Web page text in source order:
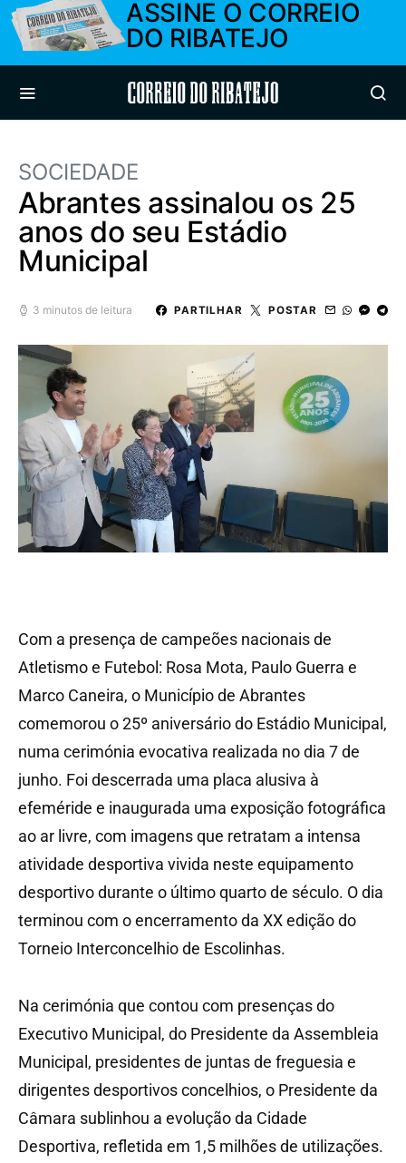
ASSINE O CORREIO
DO RIBATEJO
Correio do Ribatejo
SOCIEDADE
Abrantes assinalou os 25
anos do seu Estádio
Municipal
3 minutos de leitura PARTILHAR POSTAR
Com a presença de campeões nacionais de
Atletismo e Futebol: Rosa Mota, Paulo Guerra e
Marco Caneira, o Município de Abrantes
comemorou o 25º aniversário do Estádio Municipal,
numa cerimónia evocativa realizada no dia 7 de
junho. Foi descerrada uma placa alusiva à
efeméride e inaugurada uma exposição fotográfica
ao ar livre, com imagens que retratam a intensa
atividade desportiva vivida neste equipamento
desportivo durante o último quarto de século. O dia
terminou com o encerramento da XX edição do
Torneio Interconcelhio de Escolinhas.
Na cerimónia que contou com presenças do
Executivo Municipal, do Presidente da Assembleia
Municipal, presidentes de juntas de freguesia e
dirigentes desportivos concelhios, o Presidente da
Câmara sublinhou a evolução da Cidade
Desportiva, refletida em 1,5 milhões de utilizações.